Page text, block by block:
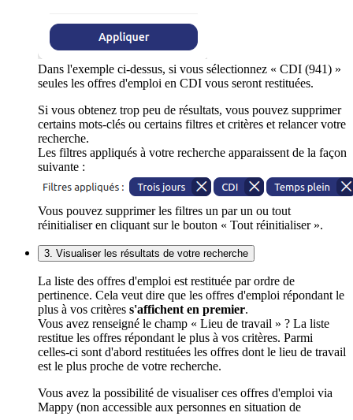
Dans l'exemple ci-dessus, si vous sélectionnez « CDI (941) »
seules les offres d'emploi en CDI vous seront restituées.
Si vous obtenez trop peu de résultats, vous pouvez supprimer
certains mots-clés ou certains filtres et critères et relancer votre
recherche.
Les filtres appliqués à votre recherche apparaissent de la façon
suivante :
Vous pouvez supprimer les filtres un par un ou tout
réinitialiser en cliquant sur le bouton « Tout réinitialiser ».
3. Visualiser les résultats de votre recherche
La liste des offres d'emploi est restituée par ordre de
pertinence. Cela veut dire que les offres d'emploi répondant le
plus à vos critères s'affichent en premier.
Vous avez renseigné le champ « Lieu de travail » ? La liste
restitue les offres répondant le plus à vos critères. Parmi
celles-ci sont d'abord restituées les offres dont le lieu de travail
est le plus proche de votre recherche.
Vous avez la possibilité de visualiser ces offres d'emploi via
Mappy (non accessible aux personnes en situation de